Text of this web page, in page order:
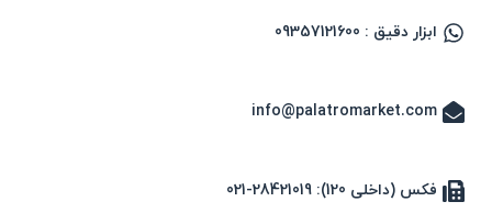
ابزار دقیق : 09357121600
info@palatromarket.com
فکس (داخلی 120): 28421019-021